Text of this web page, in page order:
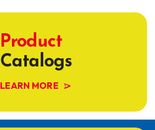
Product
Catalogs
LEARN MORE